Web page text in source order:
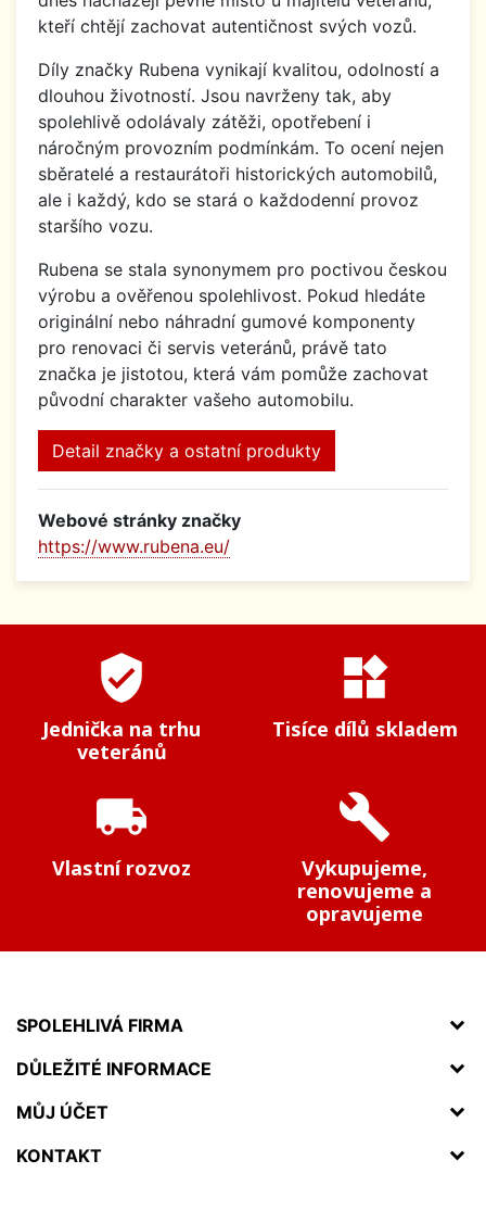
kteří chtějí zachovat autentičnost svých vozů.
Díly značky Rubena vynikají kvalitou, odolností a
dlouhou životností. Jsou navrženy tak, aby
spolehlivě odolávaly zátěži, opotřebení i
náročným provozním podmínkám. To ocení nejen
sběratelé a restaurátoři historických automobilů,
ale i každý, kdo se stará o každodenní provoz
staršího vozu.
Rubena se stala synonymem pro poctivou českou
výrobu a ověřenou spolehlivost. Pokud hledáte
originální nebo náhradní gumové komponenty
pro renovaci či servis veteránů, právě tato
značka je jistotou, která vám pomůže zachovat
původní charakter vašeho automobilu.
Detail značky a ostatní produkty
Webové stránky značky
https://www.rubena.eu/
verified_user
Jednička na trhu
veteránů
widgets
Tisíce dílů skladem
local_shipping
Vlastní rozvoz
build
Vykupujeme,
renovujeme a
opravujeme
SPOLEHLIVÁ FIRMA
DŮLEŽITÉ INFORMACE
MŮJ ÚČET
KONTAKT